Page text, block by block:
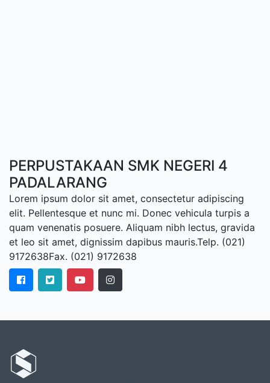
PERPUSTAKAAN SMK NEGERI 4
PADALARANG
Lorem ipsum dolor sit amet, consectetur adipiscing
elit. Pellentesque et nunc mi. Donec vehicula turpis a
quam venenatis posuere. Aliquam nibh lectus, gravida
et leo sit amet, dignissim dapibus mauris.Telp. (021)
9172638Fax. (021) 9172638